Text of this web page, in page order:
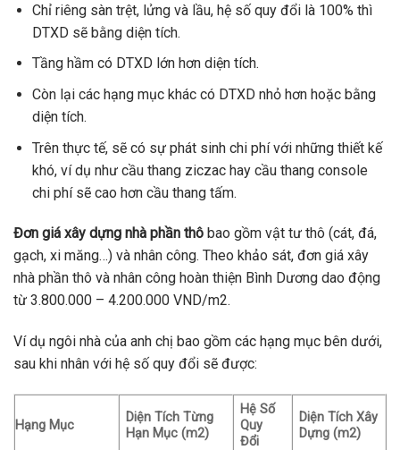
Chỉ riêng sàn trệt, lửng và lầu, hệ số quy đổi là 100% thì
DTXD sẽ bằng diện tích.
Tầng hầm có DTXD lớn hơn diện tích.
Còn lại các hạng mục khác có DTXD nhỏ hơn hoặc bằng
diện tích.
Trên thực tế, sẽ có sự phát sinh chi phí với những thiết kế
khó, ví dụ như cầu thang ziczac hay cầu thang console
chi phí sẽ cao hơn cầu thang tấm.
Đơn giá xây dựng nhà phần thô bao gồm vật tư thô (cát, đá,
gạch, xi măng…) và nhân công. Theo khảo sát, đơn giá xây
nhà phần thô và nhân công hoàn thiện Bình Dương dao động
từ 3.800.000 – 4.200.000 VND/m2.
Ví dụ ngôi nhà của anh chị bao gồm các hạng mục bên dưới,
sau khi nhân với hệ số quy đổi sẽ được:
Hạng Mục
Diện Tích Từng
Hạn Mục (m2)
Hệ Số
Quy
Đổi
Diện Tích Xây
Dựng (m2)